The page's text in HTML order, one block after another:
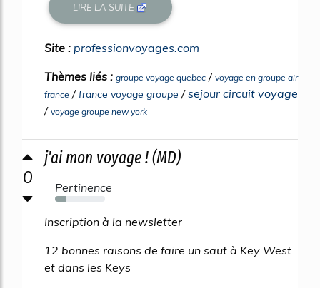
LIRE LA SUITE
Site : professionvoyages.com
Thèmes liés : groupe voyage quebec / voyage en groupe air
france /france voyage groupe /sejour circuit voyage
/ voyage groupe new york
0
j'ai mon voyage ! (MD)
Pertinence
23%
Inscription à la newsletter
12 bonnes raisons de faire un saut à Key West
et dans les Keys